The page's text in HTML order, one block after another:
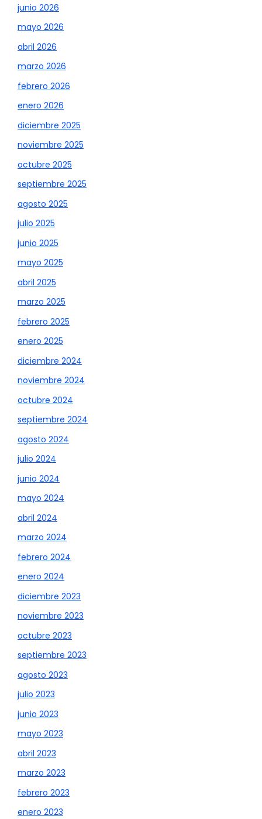
junio 2026
mayo 2026
abril 2026
marzo 2026
febrero 2026
enero 2026
diciembre 2025
noviembre 2025
octubre 2025
septiembre 2025
agosto 2025
julio 2025
junio 2025
mayo 2025
abril 2025
marzo 2025
febrero 2025
enero 2025
diciembre 2024
noviembre 2024
octubre 2024
septiembre 2024
agosto 2024
julio 2024
junio 2024
mayo 2024
abril 2024
marzo 2024
febrero 2024
enero 2024
diciembre 2023
noviembre 2023
octubre 2023
septiembre 2023
agosto 2023
julio 2023
junio 2023
mayo 2023
abril 2023
marzo 2023
febrero 2023
enero 2023